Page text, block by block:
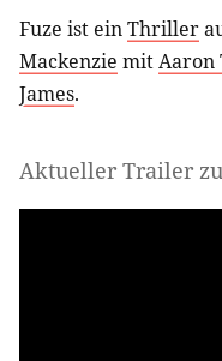
Fuze ist einThriller
Mackenzie mitAaron
James.
Aktueller Trailer